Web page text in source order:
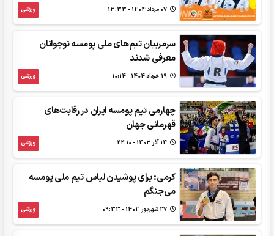
ورزشی
سرمربیان تیم‌های ملی پومسه نوجوانان
معرفی شدند
ورزشی
چهارمی تیم پومسه‌ ایران در رقابت‌های
قهرمانی جهان
ورزشی
کرمی: برای پوشیدن لباس تیم ملی پومسه
می‌جنگم
ورزشی